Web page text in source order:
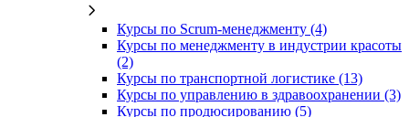
Курсы по Scrum-менеджменту (4)
Курсы по менеджменту в индустрии красоты
(2)
Курсы по транспортной логистике (13)
Курсы по управлению в здравоохранении (3)
Курсы по продюсированию (5)